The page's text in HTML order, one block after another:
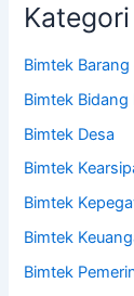
Bimtek
Bimtek
Bimtek Desa
Bimtek
Bimtek
Bimtek
Bimtek